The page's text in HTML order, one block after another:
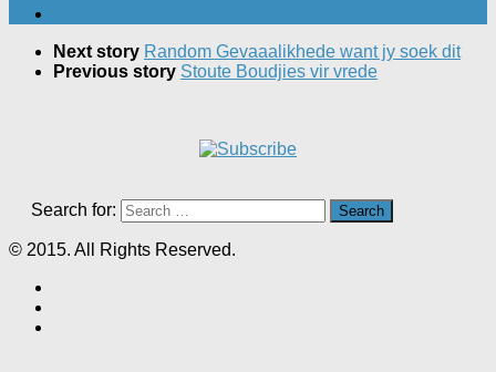
Next story Random Gevaaalikhede want jy soek dit
Previous story Stoute Boudjies vir vrede
Search for:
© 2015. All Rights Reserved.